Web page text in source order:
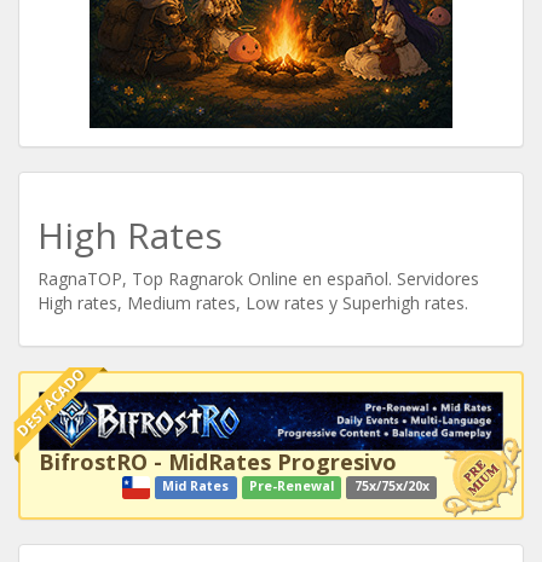
High Rates
RagnaTOP, Top Ragnarok Online en español. Servidores
High rates, Medium rates, Low rates y Superhigh rates.
DESTACADO
BifrostRO - MidRates Progresivo
Mid Rates Pre-Renewal 75x/75x/20x